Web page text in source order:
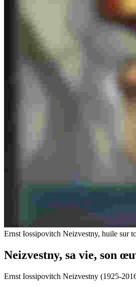
Ernst Iossipovitch Neizvestny, huile sur
Neizvestny, sa vie, son
Ernst Iossipovitch Neizvestny (1925-